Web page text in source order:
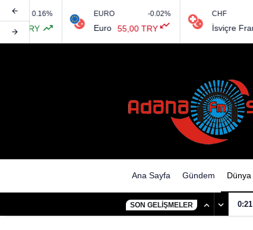
EURO -0.02%
55,00 TRY İsviçre Frangı 0,00
Ana Sayfa Gündem Dünya
SON GELIŞMELER 0:21
Trump’ın çıkışı sonrası